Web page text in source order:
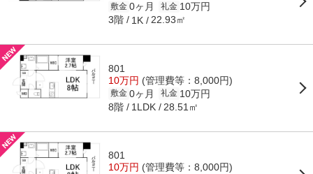
敷金 0ヶ月 礼金 10万円
3階 1K 22.93㎡
801
10万円 (管理費等：8,000円)
敷金 0ヶ月 礼金 10万円
8階 1LDK 28.51㎡
801
10万円 (管理費等：8,000円)